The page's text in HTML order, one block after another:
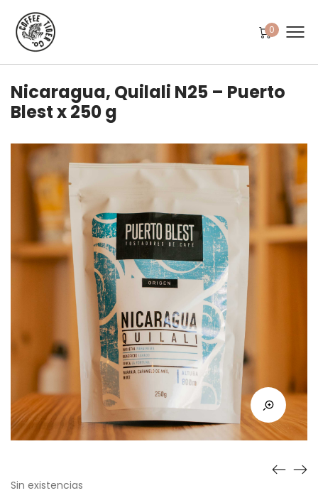
0
Nicaragua, Quilali N25 – Puerto
Blest x 250 g
Sin existencias